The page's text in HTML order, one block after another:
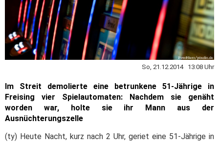
So, 21.12.2014 13:08 Uhr
Im Streit demolierte eine betrunkene 51-Jährige in
Freising vier Spielautomaten: Nachdem sie genäht
worden war, holte sie ihr Mann aus der
Ausnüchterungszelle
(ty) Heute Nacht, kurz nach 2 Uhr, geriet eine 51-Jährige in